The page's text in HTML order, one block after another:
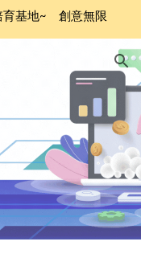
育基地~ 創意無限